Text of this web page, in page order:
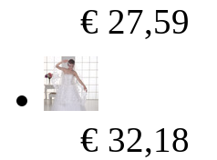
€ 27,59
€ 32,18